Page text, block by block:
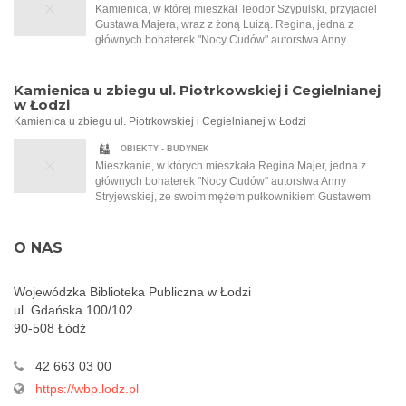
Kobieta siada do zastawionego stołu i zaczyna snuć
niezwykle barwną opowieść, odkrywając kawałek po
kawałku przejmującą historię wielkiej miłości, której
eleganckich salonów bogatych mieszczan. Opowiada o
walce o przetrwanie. Jedyna taka noc w roku, która sprawia,
że wszystko staje się możliwe…
Kamienica, w której mieszkał Teodor Szypulski, przyjaciel
Gustawa Majera, wraz z żoną Luizą. Regina, jedna z
głównych bohaterek "Nocy Cudów" autorstwa Anny
pierwszy słyszy o Tadeuszu Samborskim, malarzu, który
namalował dla Szypulskich kobiecy akt.
Kamienica u zbiegu ul. Piotrkowskiej i Cegielnianej
w Łodzi
Kamienica u zbiegu ul. Piotrkowskiej i Cegielnianej w Łodzi
OBIEKTY - BUDYNEK
Mieszkanie, w których mieszkała Regina Majer, jedna z
głównych bohaterek "Nocy Cudów" autorstwa Anny
Stryjewskiej, ze swoim mężem pułkownikiem Gustawem
O NAS
Wojewódzka Biblioteka Publiczna w Łodzi
ul. Gdańska 100/102
90-508 Łódź
42 663 03 00
https://wbp.lodz.pl